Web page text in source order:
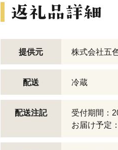
提供元 株式会社五
配送 冷蔵
配送注記
受付期間：
お届け予定